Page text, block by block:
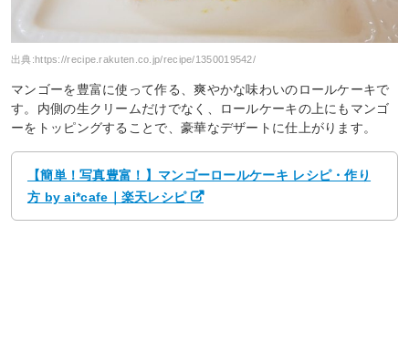
出典: https://recipe.rakuten.co.jp/recipe/1350019542/
マンゴーを豊富に使って作る、爽やかな味わいのロールケーキで
す。内側の生クリームだけでなく、ロールケーキの上にもマンゴ
ーをトッピングすることで、豪華なデザートに仕上がります。
【簡単！写真豊富！】マンゴーロールケーキ レシピ・作り
方 by ai*cafe｜楽天レシピ